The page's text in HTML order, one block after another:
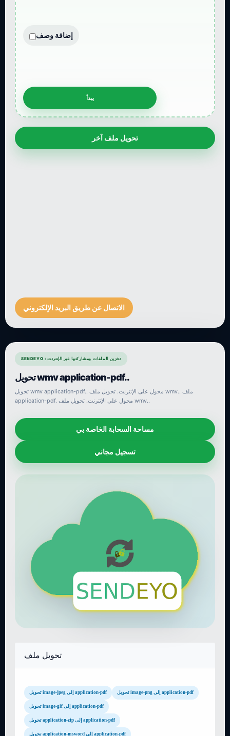
إضافة وصف
تحويل ملف آخر
الاتصال عن طريق البريد الإلكتروني
SENDEYO : تخزين الملفات ومشاركتها عبر الإنترنت
تحويل wmv application-pdf..
تحويل wmv application-pdf.. محول على الإنترنت. تحويل ملف wmv.. ملف
application-pdf. محول على الإنترنت. تحويل ملف wmv..
مساحة السحابة الخاصة بي
تسجيل مجاني
تحويل ملف
تحويل image-jpeg إلى application-pdf تحويل image-png إلى application-pdf
تحويل image-gif إلى application-pdf
تحويل application-zip إلى application-pdf
تحويل application-msword إلى application-pdf